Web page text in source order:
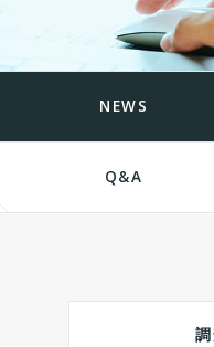
NEWS
Q&A